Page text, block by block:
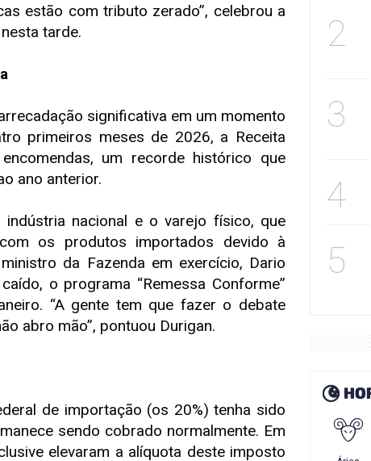
estão com tributo zerado”, celebrou a
tarde.
significativa em um momento
primeiros meses de 2026, a Receita
um recorde histórico que
ano anterior.
nacional e o varejo físico, que
os produtos importados devido à
da Fazenda em exercício, Dario
o programa “Remessa Conforme”
“A gente tem que fazer o debate
abro mão”, pontuou Durigan.
de importação (os 20%) tenha sido
sendo cobrado normalmente. Em
elevaram a alíquota deste imposto
2
3
4
5